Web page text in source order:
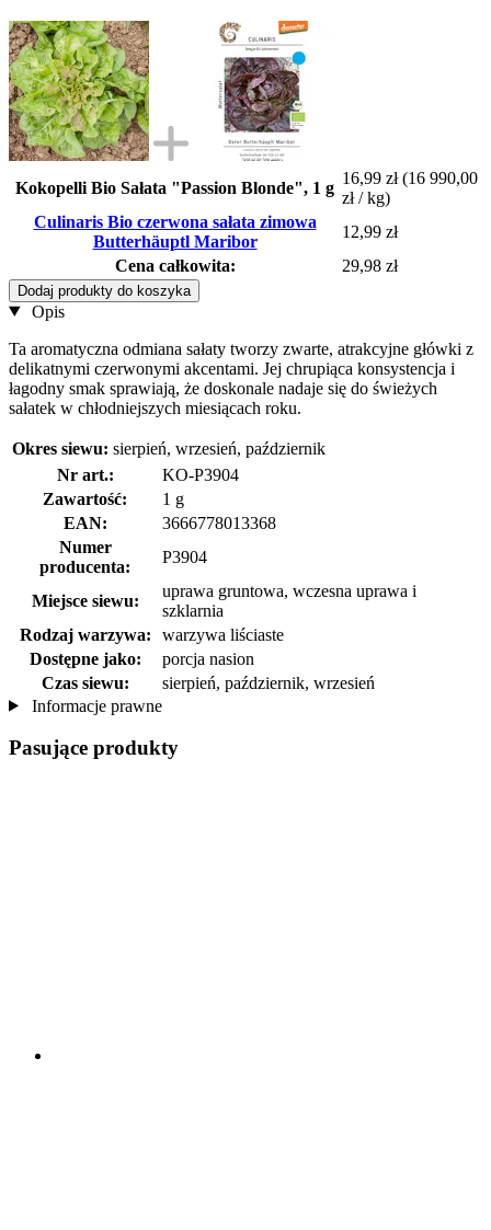
Kokopelli Bio Sałata "Passion Blonde", 1 g
16,99 zł (16 990,00
zł / kg)
Culinaris Bio czerwona sałata zimowa
Butterhäuptl Maribor
12,99 zł
Cena całkowita:
29,98 zł
Dodaj produkty do koszyka
Opis
Ta aromatyczna odmiana sałaty tworzy zwarte, atrakcyjne główki z
delikatnymi czerwonymi akcentami. Jej chrupiąca konsystencja i
łagodny smak sprawiają, że doskonale nadaje się do świeżych
sałatek w chłodniejszych miesiącach roku.
Okres siewu: sierpień, wrzesień, październik
Nr art.:
KO-P3904
Zawartość:
1 g
EAN:
3666778013368
Numer
producenta:
P3904
Miejsce siewu:
uprawa gruntowa, wczesna uprawa i
szklarnia
Rodzaj warzywa:
warzywa liściaste
Dostępne jako:
porcja nasion
Czas siewu:
sierpień, październik, wrzesień
Informacje prawne
Pasujące produkty